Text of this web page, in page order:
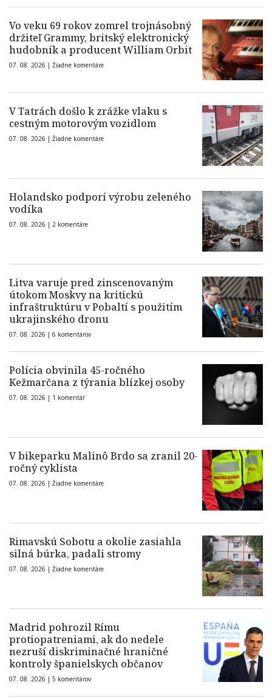
Vo veku 69 rokov zomrel trojnásobný
držiteľ Grammy, britský elektronický
hudobník a producent William Orbit
07. 08. 2026 | Žiadne komentáre
V Tatrách došlo k zrážke vlaku s
cestným motorovým vozidlom
07. 08. 2026 | Žiadne komentáre
Holandsko podporí výrobu zeleného
vodíka
07. 08. 2026 | 2 komentáre
Litva varuje pred zinscenovaným
útokom Moskvy na kritickú
infraštruktúru v Pobaltí s použitím
ukrajinského dronu
07. 08. 2026 | 6 komentárov
Polícia obvinila 45-ročného
Kežmarčana z týrania blízkej osoby
07. 08. 2026 | 1 komentár
V bikeparku Malinô Brdo sa zranil 20-
ročný cyklista
07. 08. 2026 | Žiadne komentáre
Rimavskú Sobotu a okolie zasiahla
silná búrka, padali stromy
07. 08. 2026 | Žiadne komentáre
Madrid pohrozil Rímu
protiopatreniami, ak do nedele
nezruší diskriminačné hraničné
kontroly španielskych občanov
07. 08. 2026 | 5 komentárov